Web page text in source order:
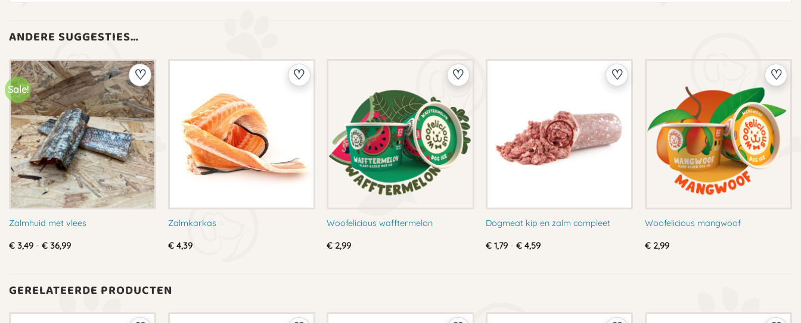
ANDERE SUGGESTIES…
Sale!
Zalmhuid met vlees
€3,49 - €36,99Prijsklasse:
Zalmkarkas
€4,39
Woofelicious wafftermelon
€ 2,99
Dogmeat kip en zalm compleet
€ 1,79 - € 4,59Prijsklasse:
Woofelicious mangwoof
€2,99
GERELATEERDE PRODUCTEN